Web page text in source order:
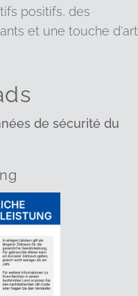
positifs, des
et une touche d'art
de sécurité du